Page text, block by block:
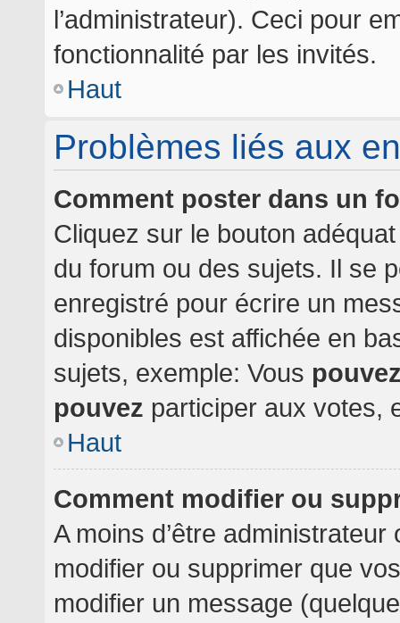
l’administrateur). Ceci pour
fonctionnalité par les invités.
Haut
Problèmes liés aux
Comment poster dans un
Cliquez sur le bouton
du forum ou des sujets. Il se
enregistré pour écrire un
disponibles est affichée en
sujets, exemple: Vous
pouvez participer aux votes,
Haut
Comment modifier ou
A moins d’être
modifier ou supprimer que
modifier un message